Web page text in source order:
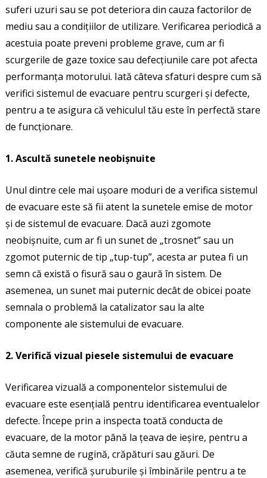
suferi uzuri sau se pot deteriora din cauza factorilor de
mediu sau a condițiilor de utilizare. Verificarea periodică a
acestuia poate preveni probleme grave, cum ar fi
scurgerile de gaze toxice sau defecțiunile care pot afecta
performanța motorului. Iată câteva sfaturi despre cum să
verifici sistemul de evacuare pentru scurgeri și defecte,
pentru a te asigura că vehiculul tău este în perfectă stare
de funcționare.
1. Ascultă sunetele neobișnuite
Unul dintre cele mai ușoare moduri de a verifica sistemul
de evacuare este să fii atent la sunetele emise de motor
și de sistemul de evacuare. Dacă auzi zgomote
neobișnuite, cum ar fi un sunet de „trosnet” sau un
zgomot puternic de tip „tup-tup”, acesta ar putea fi un
semn că există o fisură sau o gaură în sistem. De
asemenea, un sunet mai puternic decât de obicei poate
semnala o problemă la catalizator sau la alte
componente ale sistemului de evacuare.
2. Verifică vizual piesele sistemului de evacuare
Verificarea vizuală a componentelor sistemului de
evacuare este esențială pentru identificarea eventualelor
defecte. Începe prin a inspecta toată conducta de
evacuare, de la motor până la țeava de ieșire, pentru a
căuta semne de rugină, crăpături sau găuri. De
asemenea, verifică șuruburile și îmbinările pentru a te